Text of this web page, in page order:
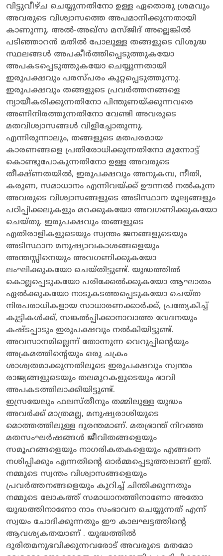
വിട്ടുവീഴ്ച ചെയ്യുന്നതിനോ ഉള്ള ഏതൊരു ശ്രമവും
അവരുടെ വിശ്വാസത്തെ അപമാനിക്കുന്നതായി
കാണുന്നു. അൽ-അഖ്‌സ മസ്ജിദ് അല്ലെങ്കിൽ
പടിഞ്ഞാറൻ മതിൽ പോലുള്ള തങ്ങളുടെ വിശുദ്ധ
സ്ഥലങ്ങൾ അപകീർത്തിപ്പെടുത്തുകയോ
അപകടപ്പെടുത്തുകയോ ചെയ്യുന്നതായി
ഇരുപക്ഷവും പരസ്പരം കുറ്റപ്പെടുത്തുന്നു.
ഇരുപക്ഷവും തങ്ങളുടെ പ്രവർത്തനങ്ങളെ
ന്യായീകരിക്കുന്നതിനോ പിന്തുണയ്ക്കുന്നവരെ
അണിനിരത്തുന്നതിനോ വേണ്ടി അവരുടെ
മതവിശ്വാസങ്ങൾ വിളിച്ചോതുന്നു.
എന്നിരുന്നാലും, തങ്ങളുടെ മതപരമായ
കാരണങ്ങളെ പ്രതിരോധിക്കുന്നതിനോ മുന്നോട്ട്
കൊണ്ടുപോകുന്നതിനോ ഉള്ള അവരുടെ
തീക്ഷ്ണതയിൽ, ഇരുപക്ഷവും അനുകമ്പ, നീതി,
കരുണ, സമാധാനം എന്നിവയ്ക്ക് ഊന്നൽ നൽകുന്ന
അവരുടെ വിശ്വാസങ്ങളുടെ അടിസ്ഥാന മൂല്യങ്ങളും
പഠിപ്പിക്കലുകളും മറക്കുകയോ അവഗണിക്കുകയോ
ചെയ്തു. ഇരുപക്ഷവും തങ്ങളുടെ
എതിരാളികളുടെയും സ്വന്തം ജനങ്ങളുടെയും
അടിസ്ഥാന മനുഷ്യാവകാശങ്ങളെയും
അന്തസ്സിനെയും അവഗണിക്കുകയോ
ലംഘിക്കുകയോ ചെയ്തിട്ടുണ്ട്. യുദ്ധത്തിൽ
കൊല്ലപ്പെടുകയോ പരിക്കേൽക്കുകയോ ആഘാതം
ഏൽക്കുകയോ നാടുകടത്തപ്പെടുകയോ ചെയ്ത
നിരപരാധികളായ സാധാരണക്കാർക്ക്, പ്രത്യേകിച്ച്
കുട്ടികൾക്ക്, സങ്കൽപ്പിക്കാനാവാത്ത വേദനയും
കഷ്ടപ്പാടും ഇരുപക്ഷവും നൽകിയിട്ടുണ്ട്.
അവസാനമില്ലെന്ന് തോന്നുന്ന വെറുപ്പിന്റെയും
അക്രമത്തിന്റെയും ഒരു ചക്രം
ശാശ്വതമാക്കുന്നതിലൂടെ ഇരുപക്ഷവും സ്വന്തം
രാജ്യങ്ങളുടെയും തലമുറകളുടെയും ഭാവി
അപകടത്തിലാക്കിയിട്ടുണ്ട്.
ഇസ്രയേലും ഫലസ്തീനും തമ്മിലുള്ള യുദ്ധം
അവർക്ക് മാത്രമല്ല, മനുഷ്യരാശിയുടെ
മൊത്തത്തിലുള്ള ദുരന്തമാണ്. മതഭ്രാന്ത് നിറഞ്ഞ
മതസംഘർഷങ്ങൾ ജീവിതങ്ങളെയും
സമൂഹങ്ങളെയും നാഗരികതകളെയും എങ്ങനെ
നശിപ്പിക്കും എന്നതിന്റെ ഓർമ്മപ്പെടുത്തലാണ് ഇത്.
നമ്മുടെ സ്വന്തം വിശ്വാസങ്ങളെയും
പ്രവർത്തനങ്ങളെയും കുറിച്ച് ചിന്തിക്കുന്നതും
നമ്മുടെ ലോകത്ത് സമാധാനത്തിനാണോ അതോ
യുദ്ധത്തിനാണോ നാം സംഭാവന ചെയ്യുന്നത് എന്ന്
സ്വയം ചോദിക്കുന്നതും ഈ കാലഘട്ടത്തിന്റെ
ആവശ്യകതയാണ് . യുദ്ധത്തിൽ
ദുരിതമനുഭവിക്കുന്നവരോട് അവരുടെ മതമോ